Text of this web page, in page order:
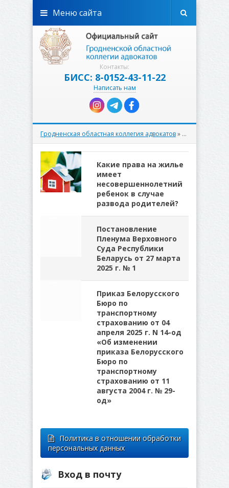
Контакты:
БИСС: 8-0152-43-11-22
Написать нам
Меню сайта
Гродненская областная коллегия адвокатов» Материалы за 11.04.2025
Какие права на жилье
имеет
несовершеннолетний
ребенок в случае
развода родителей?
Постановление
Пленума Верховного
Суда Республики
Беларусь от 27 марта
2025 г. № 1
Приказ Белорусского
Бюро по
транспортному
страхованию от 04
апреля 2025 г. N 14-од
«Об изменении
приказа Белорусского
Бюро по
транспортному
страхованию от 11
августа 2004 г. № 29-
од»
Политика в отношении обработки
персональных данных
Вход в почту